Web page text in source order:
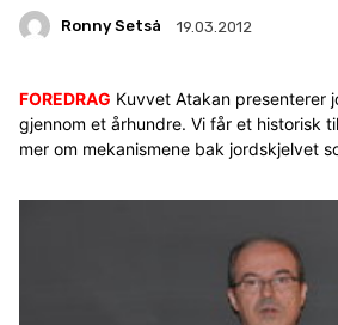
Ronny Setså 19.03.2012
FOREDRAG Kuvvet Atakan presenterer
gjennom et århundre. Vi får et historisk
mer om mekanismene bak jordskjelvet